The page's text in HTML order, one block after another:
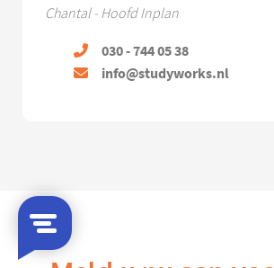
Chantal - Hoofd Inplan
030 - 744 05 38
info@studyworks.nl